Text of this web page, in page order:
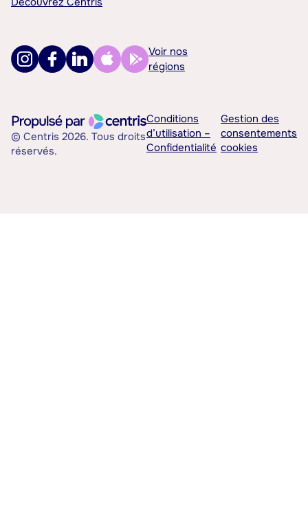
Voir nos
régions
© Centris 2026. Tous droits
réservés.
Conditions
d’utilisation –
Confidentialité
Gestion des
consentements
cookies